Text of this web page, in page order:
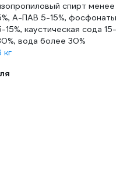
спирт менее
А-ПАВ 5-15%, фосфонаты
15%, каустическая сода 15-
вода более 30%
кг